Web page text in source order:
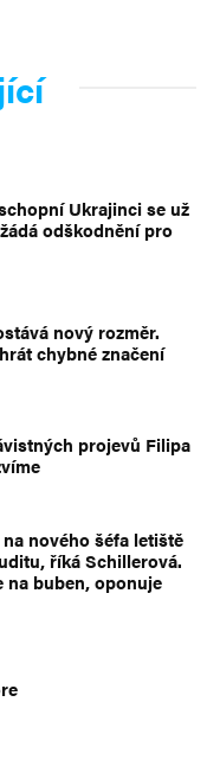
Ukrajinci se už
odškodnění pro
nový rozměr.
chybné značení
projevů Filipa
nového šéfa letiště
říká Schillerová.
na buben, oponuje